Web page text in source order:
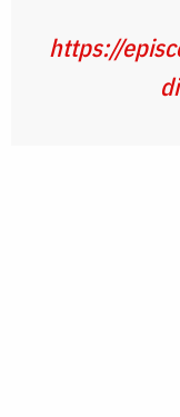
https://